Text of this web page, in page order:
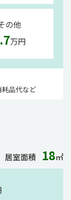
の他
万円
品代など
居室面積 18㎡